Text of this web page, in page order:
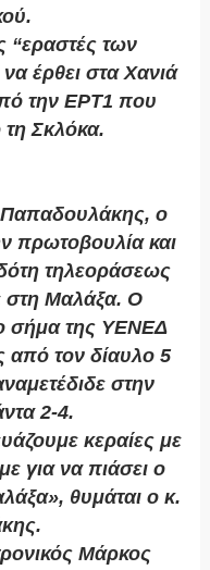
“εραστές των
έρθει στα Χανιά
την ΕΡΤ1 που
Σκλόκα.
ο
πρωτοβουλία και
τηλεοράσεως
στη Μαλάξα. Ο
σήμα της ΥΕΝΕΔ
από τον δίαυλο 5
στην
2-4.
κεραίες με
για να πιάσει ο
θυμάται ο κ.
Μάρκος